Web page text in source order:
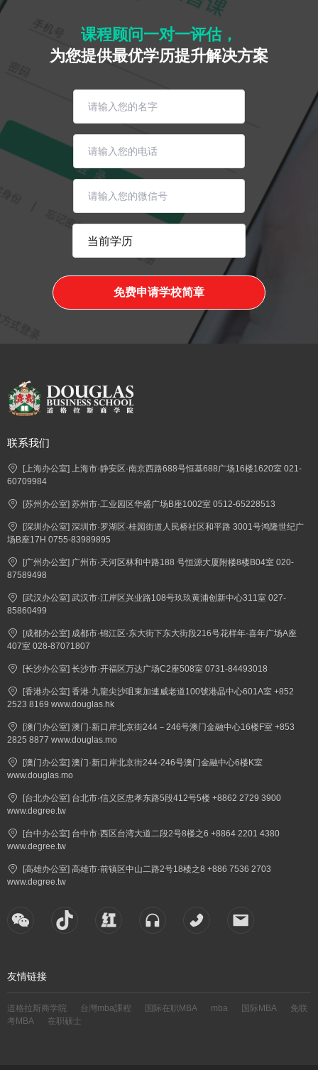
课程顾问一对一评估，
为您提供最优学历提升解决方案
免费申请学校简章
联系我们
[上海办公室] 上海市·静安区·南京西路688号恒基688广场16楼1620室 021-
60709984
[苏州办公室] 苏州市·工业园区华盛广场B座1002室 0512-65228513
[深圳办公室] 深圳市·罗湖区·桂园街道人民桥社区和平路 3001号鸿隆世纪广
场B座17H 0755-83989895
[广州办公室] 广州市·天河区林和中路188 号恒源大厦附楼8楼B04室 020-
87589498
[武汉办公室] 武汉市·江岸区兴业路108号玖玖黄浦创新中心311室 027-
85860499
[成都办公室] 成都市·锦江区·东大街下东大街段216号花样年·喜年广场A座
407室 028-87071807
[长沙办公室] 长沙市·开福区万达广场C2座508室 0731-84493018
[香港办公室] 香港·九龍尖沙咀東加連威老道100號港晶中心601A室 +852
2523 8169 www.douglas.hk
[澳门办公室] 澳门·新口岸北京街244－246号澳门金融中心16楼F室 +853
2825 8877 www.douglas.mo
[澳门办公室] 澳门·新口岸北京街244-246号澳门金融中心6楼K室
www.douglas.mo
[台北办公室] 台北市·信义区忠孝东路5段412号5楼 +8862 2729 3900
www.degree.tw
[台中办公室] 台中市·西区台湾大道二段2号8楼之6 +8864 2201 4380
www.degree.tw
[高雄办公室] 高雄市·前镇区中山二路2号18楼之8 +886 7536 2703
www.degree.tw
友情链接
道格拉斯商学院 台灣mba課程 国际在职MBA mba 国际MBA
免联
考MBA
在职硕士